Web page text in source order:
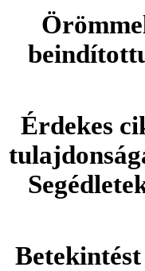
Érdekes